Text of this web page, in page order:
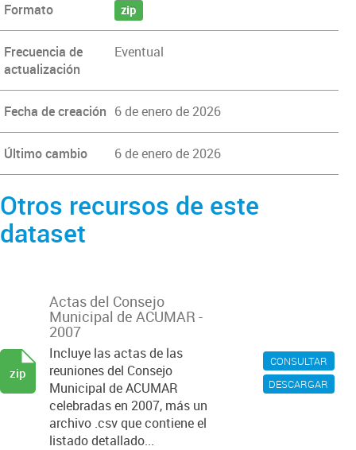
Formato zip
Frecuencia de
actualización
Eventual
Fecha de creación 6 de enero de 2026
Último cambio 6 de enero de 2026
Otros recursos de este
dataset
CONSULTAR
DESCARGAR
Actas del Consejo
Municipal de ACUMAR -
2007
Incluye las actas de las
reuniones del Consejo
Municipal de ACUMAR
celebradas en 2007, más un
archivo .csv que contiene el
listado detallado...
zip